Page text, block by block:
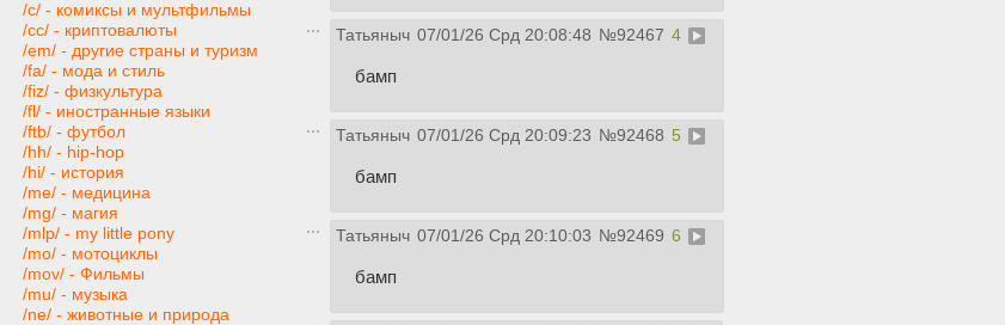
/c/ - комиксы и мультфильмы
/cc/ - криптовалюты
/em/ - другие страны и туризм
/fa/ - мода и стиль
/fiz/ - физкультура
/fl/ - иностранные языки
/ftb/ - футбол
/hh/ - hip-hop
/hi/ - история
/me/ - медицина
/mg/ - магия
/mlp/ - my little pony
/mo/ - мотоциклы
/mov/ - Фильмы
/mu/ - музыка
/ne/ - животные и природа
Татьяныч 07/01/26 Срд 20:08:48 №92467 4
бамп
Татьяныч 07/01/26 Срд 20:09:23 №92468 5
бамп
Татьяныч 07/01/26 Срд 20:10:03 №92469 6
бамп